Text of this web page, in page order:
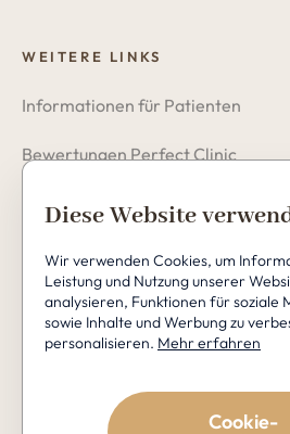
WEITERE LINKS
Informationen für Patienten
Bewertungen Perfect Clinic
Datenschutzerklärung
Cookies
Diese Website
Wir verwenden Cookies, um
Leistung und Nutzung unserer
analysieren, Funktionen für soziale
sowie Inhalte und Werbung zu
personalisieren. Mehr erfahren
Cookie-